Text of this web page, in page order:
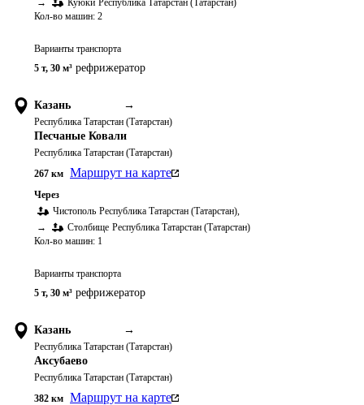
→
Куюки Республика Татарстан (Татарстан)
Кол-во машин: 2
Варианты транспорта
5 т, 30 м³ рефрижератор
Казань →
Республика Татарстан (Татарстан)
Песчаные Ковали
Республика Татарстан (Татарстан)
267 км Маршрут на карте
Через
Чистополь Республика Татарстан (Татарстан),
→
Столбище Республика Татарстан (Татарстан)
Кол-во машин: 1
Варианты транспорта
5 т, 30 м³ рефрижератор
Казань →
Республика Татарстан (Татарстан)
Аксубаево
Республика Татарстан (Татарстан)
382 км Маршрут на карте